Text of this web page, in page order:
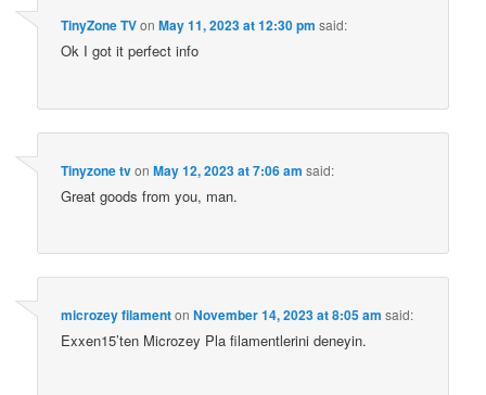
TinyZone TVonMay 11, 2023 at 12:30 pm said:
Ok I got it perfect info
Tinyzone tvonMay 12, 2023 at 7:06 am said:
Great goods from you, man.
microzey filamentonNovember 14, 2023 at 8:05 am said:
Exxen15’ten Microzey Pla filamentlerini deneyin.